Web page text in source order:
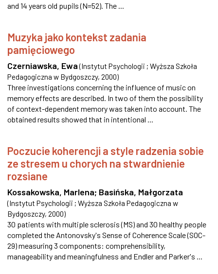
and 14 years old pupils (N=52). The ...
Muzyka jako kontekst zadania
pamięciowego
Czerniawska, Ewa (Instytut Psychologii ; Wyższa Szkoła
Pedagogiczna w Bydgoszczy, 2000)
Three investigations concerning the influence of music on
memory effects are described. In two of them the possibility
of context-dependent memory was taken into account. The
obtained results showed that in intentional ...
Poczucie koherencji a style radzenia sobie
ze stresem u chorych na stwardnienie
rozsiane
Kossakowska, Marlena; Basińska, Małgorzata
(Instytut Psychologii ; Wyższa Szkoła Pedagogiczna w
Bydgoszczy, 2000)
30 patients with multiple sclerosis (MS) and 30 healthy people
completed the Antonovsky's Sense of Coherence Scale (SOC-
29) measuring 3 components: comprehensibility,
manageability and meaningfulness and Endler and Parker's ...